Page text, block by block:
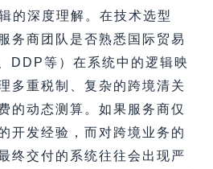
的深度理解。在技术选型
务商团队是否熟悉国际贸易
DDP等）在系统中的逻辑映
多重税制、复杂的跨境清关
的动态测算。如果服务商仅
开发经验，而对跨境业务的
终交付的系统往往会出现严